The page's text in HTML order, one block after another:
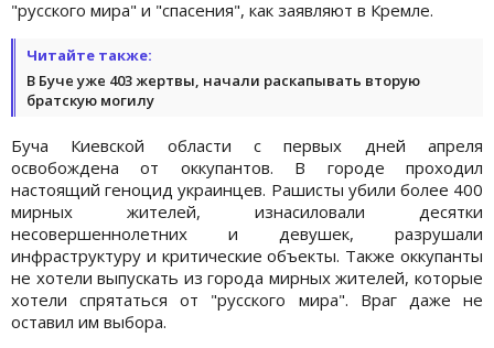
"русского мира" и "спасения", как заявляют в Кремле.
Читайте также:
В Буче уже 403 жертвы, начали раскапывать вторую
братскую могилу
Буча Киевской области с первых дней апреля
освобождена от оккупантов. В городе проходил
настоящий геноцид украинцев. Рашисты убили более 400
мирных жителей, изнасиловали десятки
несовершеннолетних и девушек, разрушали
инфраструктуру и критические объекты. Также оккупанты
не хотели выпускать из города мирных жителей, которые
хотели спрятаться от "русского мира". Враг даже не
оставил им выбора.